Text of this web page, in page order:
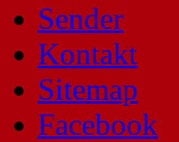
Sender
Kontakt
Sitemap
Facebook